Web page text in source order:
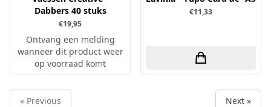
Dabbers 40 stuks
€19,95
Ontvang een melding
wanneer dit product weer
op voorraad komt
€11,33
« Previous Next »